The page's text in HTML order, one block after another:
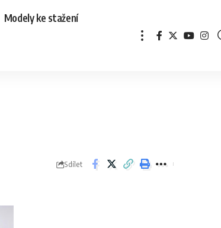
Modely ke stažení
Sdílet